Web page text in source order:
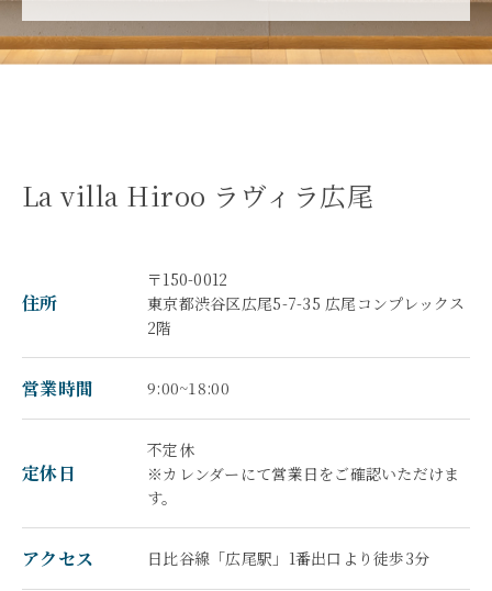
La villa Hiroo ラヴィラ広尾
住所
〒150-0012
東京都渋谷区広尾5-7-35 広尾コンプレックス
2階
営業時間 9:00~18:00
定休日
不定休
※カレンダーにて営業日をご確認いただけま
す。
アクセス 日比谷線「広尾駅」1番出口より徒歩3分